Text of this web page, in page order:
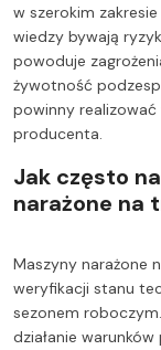
w szerokim
wiedzy bywają
powoduje
żywotność
powinny realizować
producenta.
Jak często
narażone na
Maszyny narażone
weryfikacji stanu
sezonem
działanie